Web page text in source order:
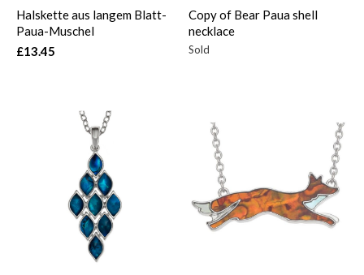
Halskette aus langem Blatt-
Paua-Muschel
£13.45
Copy of Bear Paua shell
necklace
Sold